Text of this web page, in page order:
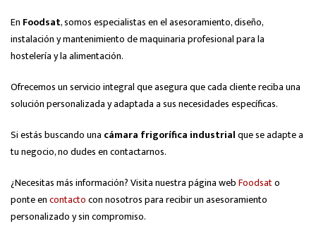
En Foodsat, somos especialistas en el asesoramiento, diseño,
instalación y mantenimiento de maquinaria profesional para la
hostelería y la alimentación.
Ofrecemos un servicio integral que asegura que cada cliente reciba una
solución personalizada y adaptada a sus necesidades específicas.
Si estás buscando una cámara frigorífica industrialque se adapte a
tu negocio, no dudes en contactarnos.
¿Necesitas más información? Visita nuestra página webFoodsato
ponte encontactocon nosotros para recibir un asesoramiento
personalizado y sin compromiso.